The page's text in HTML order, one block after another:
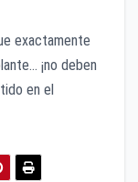
exactamente
¡no deben
en el